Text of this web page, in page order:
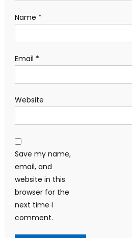
Name *
Email *
Website
Save my name,
email, and
website in this
browser for the
next time I
comment.